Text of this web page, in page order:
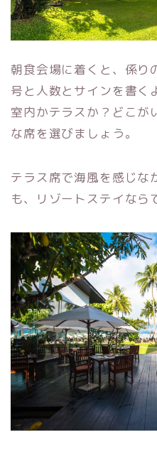
朝食会場に着くと、係り
号と人数とサインを書く
室内かテラスか？どこが
な席を選びましょう。
テラス席で海風を感じな
も、リゾートステイなら